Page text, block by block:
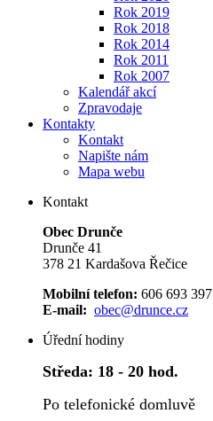
Rok 2019
Rok 2018
Rok 2014
Rok 2011
Rok 2007
Kalendář akcí
Zpravodaje
Kontakty
Kontakt
Napište nám
Mapa webu
Kontakt
Obec Drunče
Drunče 41
378 21 Kardašova Řečice
Mobilní telefon: 606 693 397
E-mail: obec@drunce.cz
Úřední hodiny
Středa: 18 - 20 hod.
Po telefonické domluvě